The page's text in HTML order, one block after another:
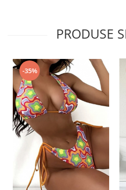
PRODUSE
-35%